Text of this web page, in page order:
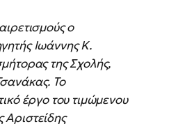
ο
Ιωάννης Κ.
της Σχολής,
Το
έργο του τιμώμενου